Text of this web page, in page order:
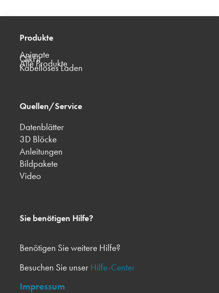
Produkte
Animate
QikFit
Alle Produkte
Kabelloses Laden
Quellen/Service
Datenblätter
3D Blöcke
Anleitungen
Bildpakete
Video
Sie benötigen Hilfe?
Benötigen Sie weitere Hilfe?
Besuchen Sie unser Hilfe-Center
Impressum